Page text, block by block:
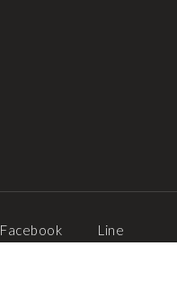
Facebook Line